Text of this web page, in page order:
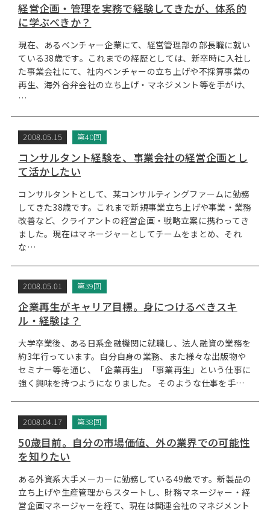
経営企画・管理を実務で経験してきたが、体系的
に学ぶべきか？
現在、あるベンチャー企業にて、経営管理部の部長職に就い
ている38歳です。これまでの経歴としては、新卒時に入社し
た事業会社にて、社内ベンチャーの立ち上げや不採算事業の
再生、海外合弁会社の立ち上げ・マネジメント等を手がけ、
…
2008.05.15 第40回
コンサルタント経験を、事業会社の経営企画とし
て活かしたい
コンサルタントとして、某コンサルティングファームに勤務
してきた38歳です。これまで新規事業立ち上げや事業・業務
改善など、クライアントの経営企画・戦略立案に携わってき
ました。現在はマネージャーとしてチームをまとめ、それ
な…
2008.05.01 第39回
企業再生がキャリア目標。身につけるべきスキ
ル・経験は？
大学卒業後、ある日系金融機関に就職し、法人融資の業務を
約3年行っています。自分自身の業務、また様々な出版物や
セミナー等を通じ、「企業再生」「事業再生」という仕事に
強く興味を持つようになりました。 そのような仕事を手…
2008.04.17 第38回
50歳目前。自分の市場価値、外の業界での可能性
を知りたい
ある外資系大手メーカーに勤務している49歳です。新製品の
立ち上げや生産管理からスタートし、財務マネージャー・経
営企画マネージャーを経て、現在は関連会社のマネジメント